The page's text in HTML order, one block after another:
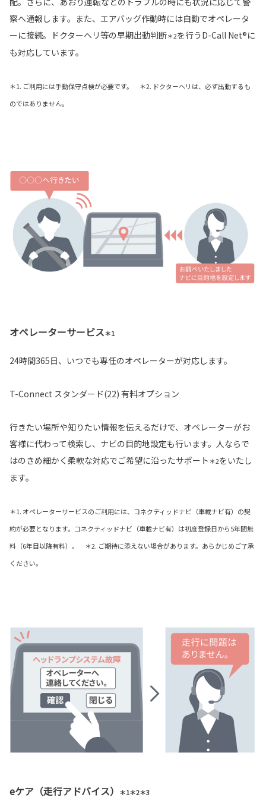
察へ通報します。また、エアバッグ作動時には自動でオペレータ
ーに接続。ドクターヘリ等の早期出動判断＊2を行うD-Call Net®に
も対応しています。
＊1. ご利用には手動保守点検が必要です。 ＊2. ドクターヘリは、必ず出動するも
のではありません。
オペレーターサービス＊1
24時間365日、いつでも専任のオペレーターが対応します。
T-Connect スタンダード(22) 有料オプション
行きたい場所や知りたい情報を伝えるだけで、オペレーターがお
客様に代わって検索し、ナビの目的地設定も行います。人ならで
はのきめ細かく柔軟な対応でご希望に沿ったサポート ＊2をいたし
ます。
＊1. オペレーターサービスのご利用には、コネクティッドナビ（車載ナビ有）の契
約が必要となります。コネクティッドナビ（車載ナビ有）は初度登録日から5年間無
料（6年目以降有料）。 ＊2. ご期待に添えない場合があります。あらかじめご了承
ください。
eケア（走行アドバイス） ＊1＊2＊3